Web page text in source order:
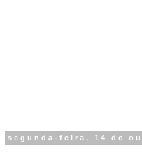
segunda-feira, 14 de